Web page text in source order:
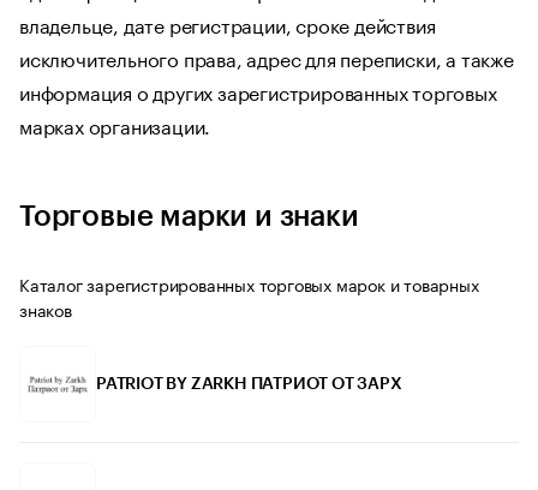
владельце, дате регистрации, сроке действия
исключительного права, адрес для переписки, а также
информация о других зарегистрированных торговых
марках организации.
Торговые марки и знаки
Каталог зарегистрированных торговых марок и товарных
знаков
PATRIOT BY ZARKH ПАТРИОТ ОТ ЗАРХ